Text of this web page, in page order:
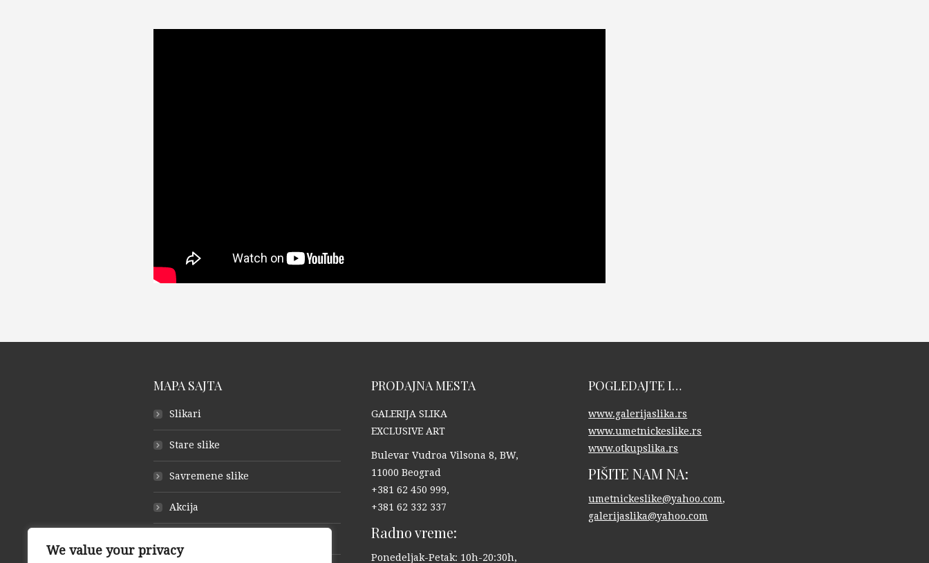
We value your privacy
MAPA SAJTA
Slikari
Stare slike
Savremene slike
Akcija
PRODAJNA MESTA
GALERIJA SLIKA
EXCLUSIVE ART
Bulevar Vudroa Vilsona 8, BW,
11000 Beograd
+381 62 450 999,
+381 62 332 337
Radno vreme:
Ponedeljak-Petak: 10h-20:30h,
POGLEDAJTE I…
www.galerijaslika.rs
www.umetnickeslike.rs
www.otkupslika.rs
PIŠITE NAM NA:
umetnickeslike@yahoo.com,
galerijaslika@yahoo.com